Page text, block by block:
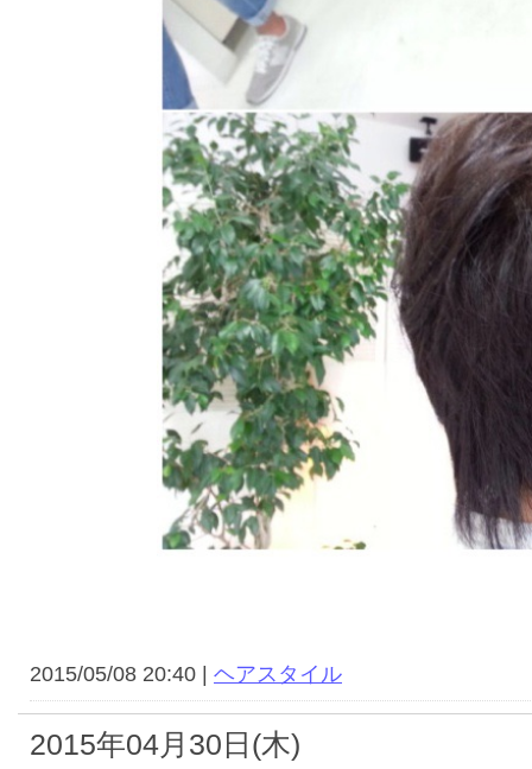
2015/05/08 20:40 | ヘアスタイル
2015年04月30日(木)